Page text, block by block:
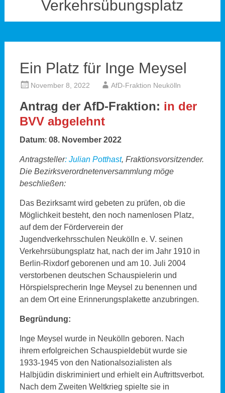
Verkehrsübungsplatz
Ein Platz für Inge Meysel
November 8, 2022 AfD-Fraktion Neukölln
Antrag der AfD-Fraktion: in der
BVV abgelehnt
Datum: 08. November 2022
Antragsteller: Julian Potthast, Fraktionsvorsitzender.
Die Bezirksverordnetenversammlung möge
beschließen:
Das Bezirksamt wird gebeten zu prüfen, ob die
Möglichkeit besteht, den noch namenlosen Platz,
auf dem der Förderverein der
Jugendverkehrsschulen Neukölln e. V. seinen
Verkehrsübungsplatz hat, nach der im Jahr 1910 in
Berlin-Rixdorf geborenen und am 10. Juli 2004
verstorbenen deutschen Schauspielerin und
Hörspielsprecherin Inge Meysel zu benennen und
an dem Ort eine Erinnerungsplakette anzubringen.
Begründung:
Inge Meysel wurde in Neukölln geboren. Nach
ihrem erfolgreichen Schauspieldebüt wurde sie
1933-1945 von den Nationalsozialisten als
Halbjüdin diskriminiert und erhielt ein Auftrittsverbot.
Nach dem Zweiten Weltkrieg spielte sie in